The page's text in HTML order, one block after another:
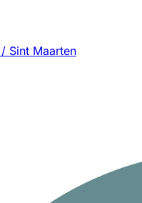
Sint Maarten